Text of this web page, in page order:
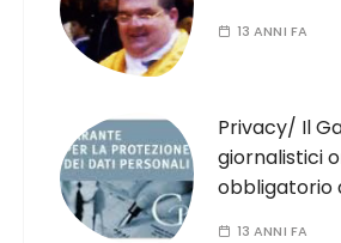
13 ANNI FA
Privacy/ Il
giornalistici
obbligatorio
13 ANNI FA